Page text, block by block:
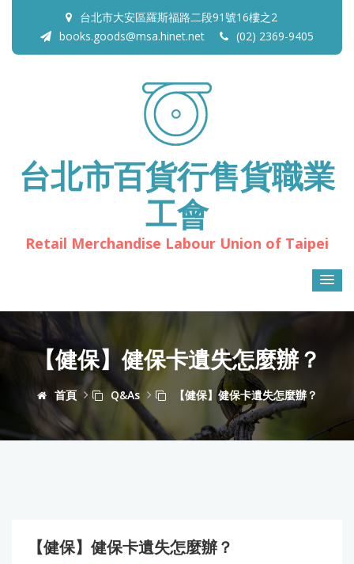
台北市大安區羅斯福路二段91號16樓之2
books.goods@msa.hinet.net
(02) 2369-9405
台北市百貨行售貨職業
工會
Retail Merchandise Labour Union of Taipei
【健保】健保卡遺失怎麼辦？
首頁 Q&As 【健保】健保卡遺失怎麼辦？
【健保】健保卡遺失怎麼辦？